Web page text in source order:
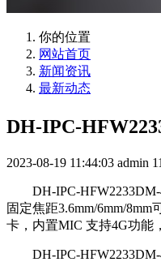
你的位置
网站首页
新闻资讯
最新动态
DH-IPC-
2023-08-19 11:44:03 admin
DH-IPC-HFW2233DM-
固定焦距3.6mm/6mm/
卡，内置MIC 支持4G功能
DH-IPC-HFW2233DM-